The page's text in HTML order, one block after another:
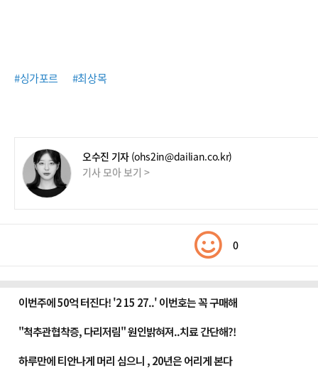
#싱가포르 #최상목
오수진 기자 (ohs2in@dailian.co.kr)
기사 모아 보기 >
0